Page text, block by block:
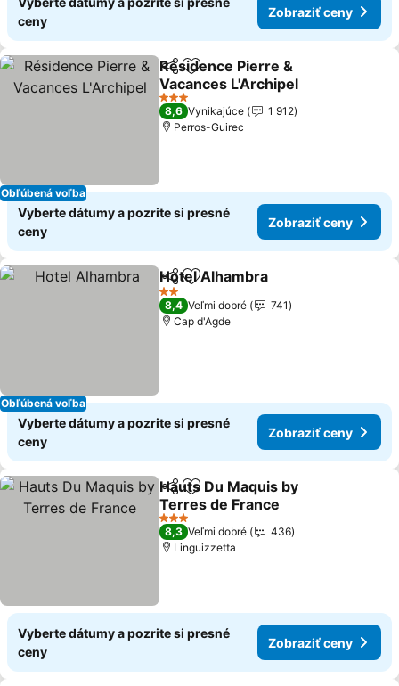
ceny
Zobraziť ceny
Obľúbená voľba
ZdieľaťPridať do obľúbených
Résidence Pierre &
Vacances L'Archipel
Zobraziť ceny
3 Počet hviezdičiek
8,6 Vynikajúce
1 912
Perros-Guirec
Vyberte dátumy a pozrite si presné
ceny
Zobraziť ceny
Obľúbená voľba
ZdieľaťPridať do obľúbených
Hotel Alhambra
2 Počet hviezdičiek
8,4 Veľmi dobré
741
Cap d'Agde
Vyberte dátumy a pozrite si presné
ceny
Zobraziť ceny
ZdieľaťPridať do obľúbených
Hauts Du Maquis by
Terres de France
Zobraziť ceny
3 Počet hviezdičiek
8,3 Veľmi dobré
436
Linguizzetta
Vyberte dátumy a pozrite si presné
ceny
Zobraziť ceny